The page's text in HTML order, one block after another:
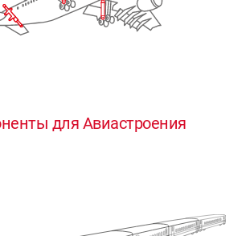
для Авиастроения